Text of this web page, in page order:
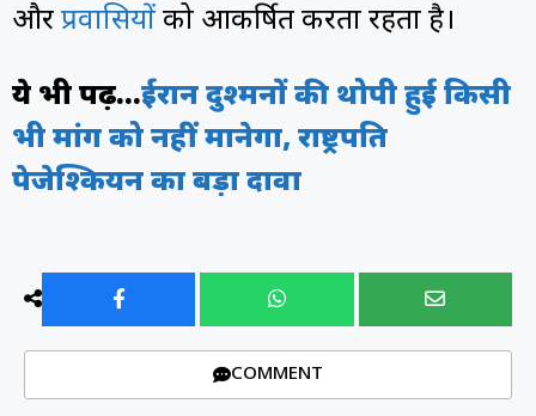
औरप्रवासियोंको आकर्षित करता रहता है।
ये भी पढ़ें…ईरान दुश्मनों की थोपी हुई किसी
भी मांग को नहीं मानेगा, राष्ट्रपति
पेजेश्कियन का बड़ा दावा
COMMENT